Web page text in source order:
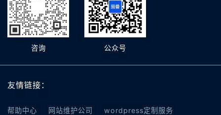
咨询 公众号
友情链接：
帮助中心 网站维护公司 wordpress定制服务